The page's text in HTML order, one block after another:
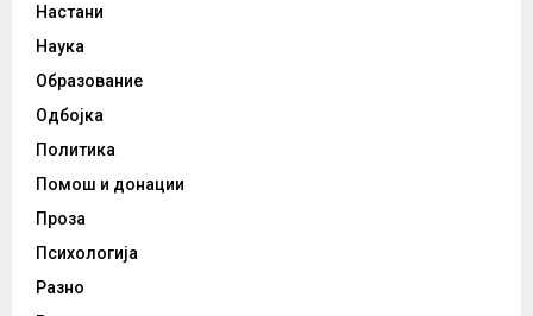
Настани
Наука
Образование
Одбојка
Политика
Помош и донации
Проза
Психологија
Разно